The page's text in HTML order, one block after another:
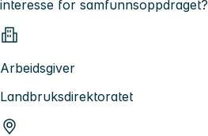
interesse for samfunnsoppdraget?
Arbeidsgiver
Landbruksdirektoratet